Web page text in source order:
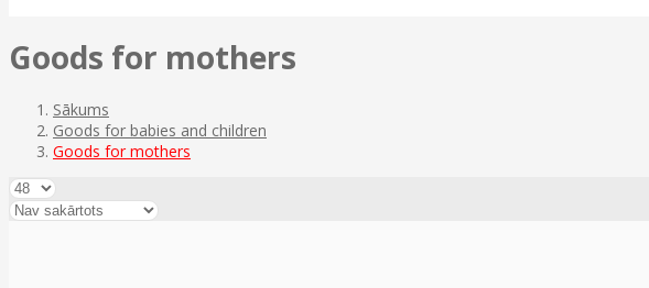
Goods for mothers
Sākums
Goods for babies and children
Goods for mothers